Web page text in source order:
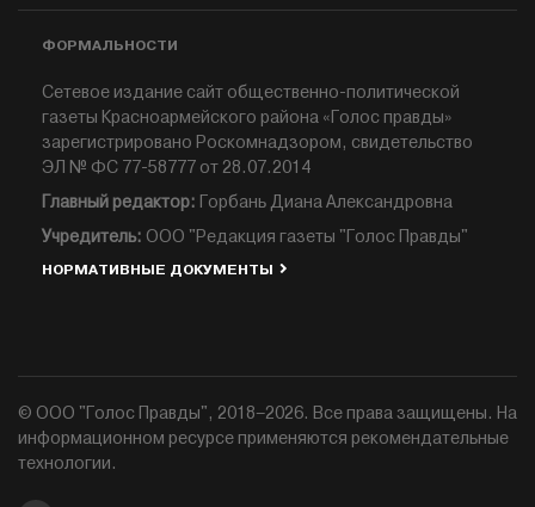
ФОРМАЛЬНОСТИ
Сетевое издание сайт общественно-политической
газеты Красноармейского района «Голос правды»
зарегистрировано Роскомнадзором, свидетельство
ЭЛ № ФС 77-58777 от 28.07.2014
Главный редактор: Горбань Диана Александровна
Учредитель: ООО "Редакция газеты "Голос Правды"
НОРМАТИВНЫЕ ДОКУМЕНТЫ
© ООО "Голос Правды", 2018–2026. Все права защищены. На
информационном ресурсе применяются рекомендательные
технологии.